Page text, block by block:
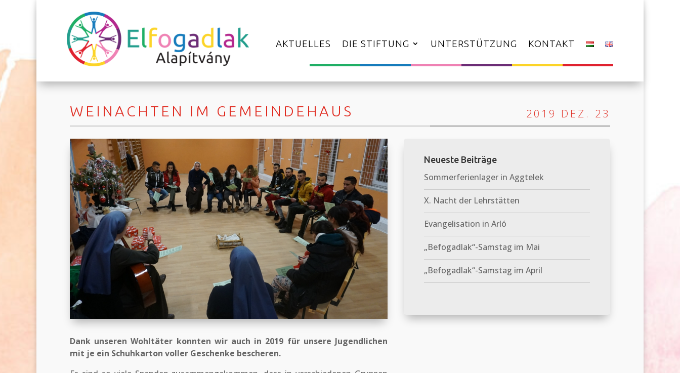
AKTUELLES DIE STIFTUNG UNTERSTÜTZUNG KONTAKT
WEINACHTEN IM GEMEINDEHAUS 2019 DEZ. 23
Dank unseren Wohltäter konnten wir auch in 2019 für unsere Jugendlichen
mit je ein Schuhkarton voller Geschenke bescheren.
Neueste Beiträge
Sommerferienlager in Aggtelek
X. Nacht der Lehrstätten
Evangelisation in Arló
„Befogadlak“-Samstag im Mai
„Befogadlak“-Samstag im April